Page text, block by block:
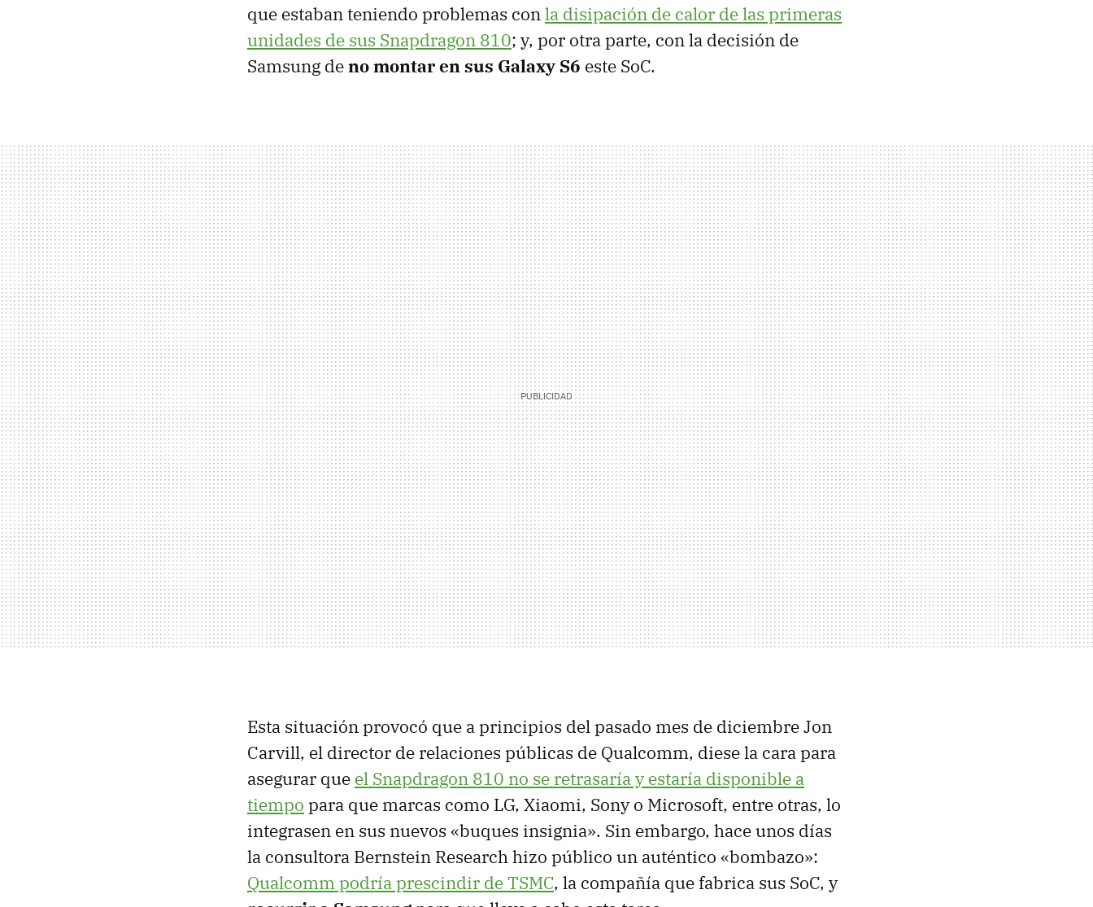
que estaban teniendo problemas conla disipación de calor de las primeras
unidades de sus Snapdragon 810; y, por otra parte, con la decisión de
Samsung deno montar en sus Galaxy S6 este SoC.
Esta situación provocó que a principios del pasado mes de diciembre Jon
Carvill, el director de relaciones públicas de Qualcomm, diese la cara para
asegurar que el Snapdragon 810 no se retrasaría y estaría disponible a
tiempo para que marcas como LG, Xiaomi, Sony o Microsoft, entre otras, lo
integrasen en sus nuevos «buques insignia». Sin embargo, hace unos días
la consultora Bernstein Research hizo público un auténtico «bombazo»:
Qualcomm podría prescindir de TSMC, la compañía que fabrica sus SoC, y